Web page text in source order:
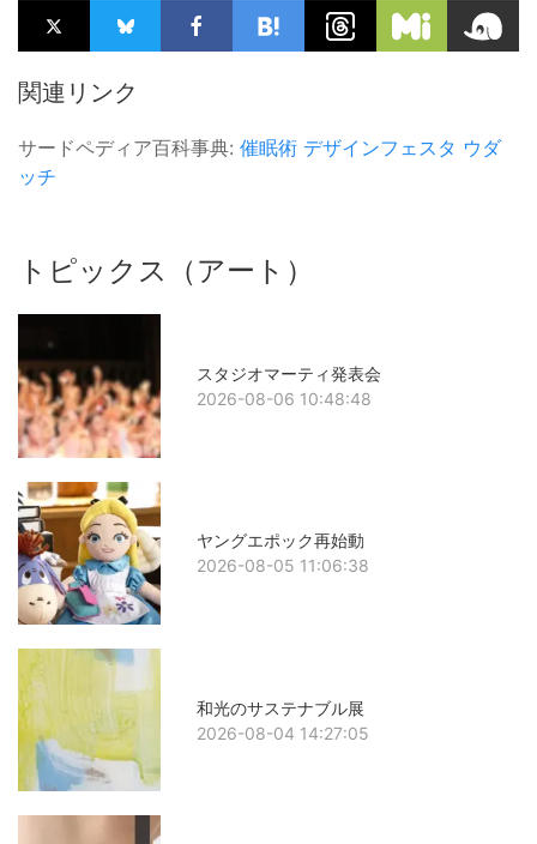
関連リンク
サードペディア百科事典: 催眠術 デザインフェスタ ウダ
ッチ
トピックス（アート）
スタジオマーティ発表会
2026-08-06 10:48:48
ヤングエポック再始動
2026-08-05 11:06:38
和光のサステナブル展
2026-08-04 14:27:05